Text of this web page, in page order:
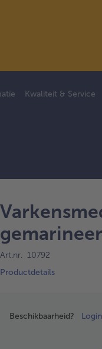
Kwaliteit & Service
Art.nr. 10792
Productdetails
Beschikbaarheid? Login